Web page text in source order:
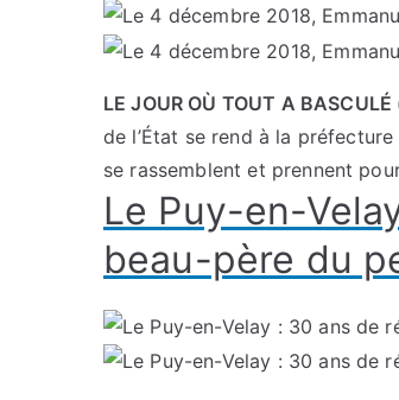
LE JOUR OÙ TOUT A
de l’État se rend à la
se rassemblent et prennent
Le Puy-en-
beau-père du